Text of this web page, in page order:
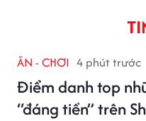
ĂN - CHƠI 4 phút trước
Điểm danh top
“đáng tiền” trên